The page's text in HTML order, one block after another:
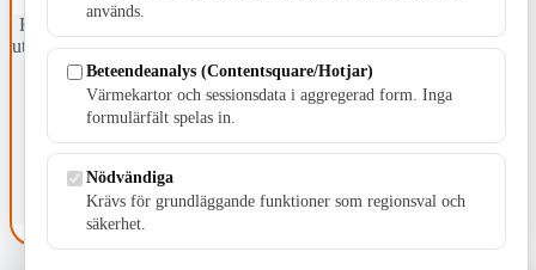
Fristående webbtidningsföretag grundat 1991 som sedan 2002 ger
ut tidningen Skillingaryd.nu och 2010 lanserades Värnamo.nu. Från
april 2026 omfattar Skillingaryd.nu tre kommuner: Gnosjö,
Värnamo och Vaggeryds kommun.
Kontakta oss
E-post: redaktionen@skillingaryd.nu
Postadress: Gisslaköp 1, 568 92 Skillingaryd
Kakinställningar
används.
Beteendeanalys (Contentsquare/Hotjar)
Värmekartor och sessionsdata i aggregerad form. Inga
formulärfält spelas in.
Nödvändiga
Krävs för grundläggande funktioner som regionsval och
säkerhet.